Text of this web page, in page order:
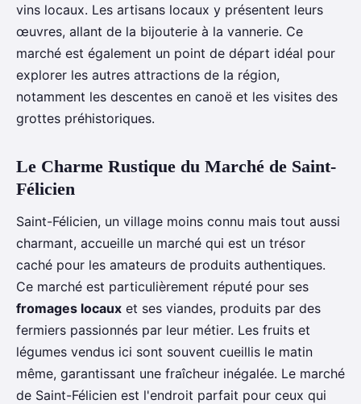
vins locaux. Les artisans locaux y présentent leurs
œuvres, allant de la bijouterie à la vannerie. Ce
marché est également un point de départ idéal pour
explorer les autres attractions de la région,
notamment les descentes en canoë et les visites des
grottes préhistoriques.
Le Charme Rustique du Marché de Saint-
Félicien
Saint-Félicien, un village moins connu mais tout aussi
charmant, accueille un marché qui est un trésor
caché pour les amateurs de produits authentiques.
Ce marché est particulièrement réputé pour ses
fromages locaux et ses viandes, produits par des
fermiers passionnés par leur métier. Les fruits et
légumes vendus ici sont souvent cueillis le matin
même, garantissant une fraîcheur inégalée. Le marché
de Saint-Félicien est l'endroit parfait pour ceux qui